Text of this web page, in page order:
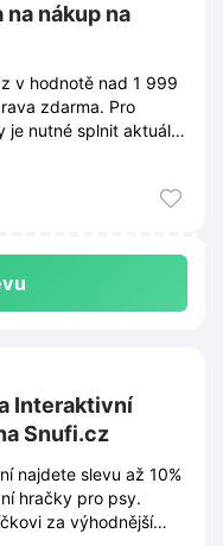
na nákup na
v hodnotě nad 1 999
zdarma. Pro
je nutné splnit aktuální
Kompletní
průběžně měnit.
Interaktivní
Snufi.cz
najdete slevu až 10%
hračky pro psy.
za výhodnější